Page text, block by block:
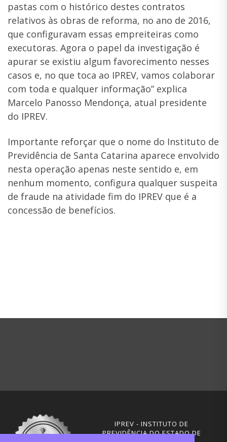
pastas com o histórico destes contratos
relativos às obras de reforma, no ano de 2016,
que configuravam essas empreiteiras como
executoras. Agora o papel da investigação é
apurar se existiu algum favorecimento nesses
casos e, no que toca ao IPREV, vamos colaborar
com toda e qualquer informação” explica
Marcelo Panosso Mendonça, atual presidente
do IPREV.
Importante reforçar que o nome do Instituto de
Previdência de Santa Catarina aparece envolvido
nesta operação apenas neste sentido e, em
nenhum momento, configura qualquer suspeita
de fraude na atividade fim do IPREV que é a
concessão de benefícios.
IPREV - INSTITUTO DE
PREVIDÊNCIA DO ESTADO DE